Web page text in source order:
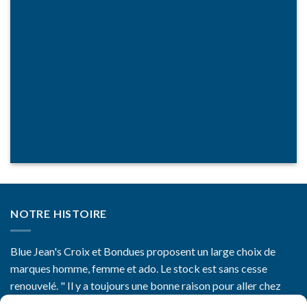
NOTRE HISTOIRE
Blue Jean's Croix et Bondues proposent un large choix de
marques homme, femme et ado. Le stock est sans cesse
renouvelé. " Il y a toujours une bonne raison pour aller chez